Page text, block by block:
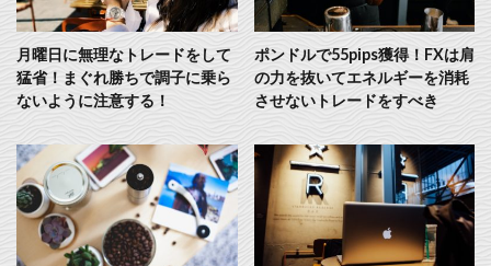
月曜日に無理なトレードをして
猛省！まぐれ勝ちで調子に乗ら
ないように注意する！
ポンドルで55pips獲得！FXは肩
の力を抜いてエネルギーを消耗
させないトレードをすべき